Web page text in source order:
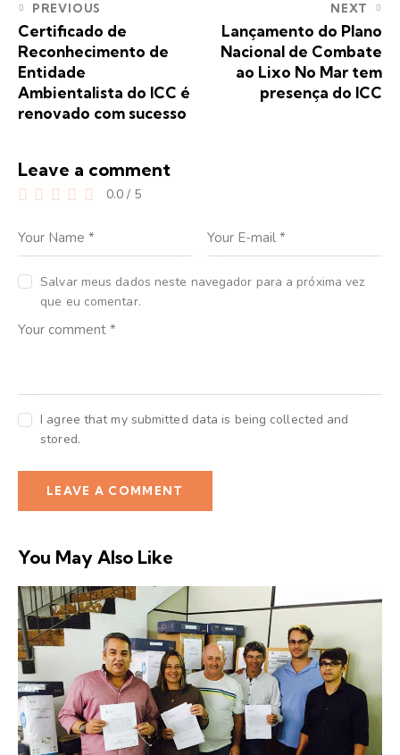
PREVIOUS
Certificado de
Reconhecimento de
Entidade
Ambientalista do ICC é
renovado com sucesso
NEXT
Lançamento do Plano
Nacional de Combate
ao Lixo No Mar tem
presença do ICC
Leave a comment
0.0 / 5
Salvar meus dados neste navegador para a próxima vez
que eu comentar.
I agree that my submitted data is being collected and
stored.
You May Also Like